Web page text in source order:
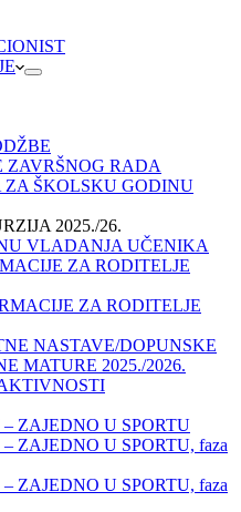
ZAVRŠNOG RADA
ZA ŠKOLSKU GODINU
2025./26.
VLADANJA UČENIKA
ZA RODITELJE
ZA RODITELJE
NASTAVE/DOPUNSKE
MATURE 2025./2026.
ZAJEDNO U SPORTU
ZAJEDNO U SPORTU, faza
ZAJEDNO U SPORTU, faza